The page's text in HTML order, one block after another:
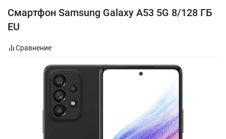
Смартфон Samsung Galaxy A53 5G 8/128 ГБ
EU
Сравнение